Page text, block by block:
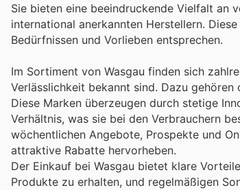
Sie bieten eine beeindruckende Vielfalt an
international anerkannten Herstellern.
Bedürfnissen und Vorlieben entsprechen.
Im Sortiment von Wasgau finden sich
Verlässlichkeit bekannt sind. Dazu
Diese Marken überzeugen durch stetige
Verhältnis, was sie bei den Verbrauchern
wöchentlichen Angebote, Prospekte und
attraktive Rabatte hervorheben.
Der Einkauf bei Wasgau bietet klare
Produkte zu erhalten, und regelmäßigen